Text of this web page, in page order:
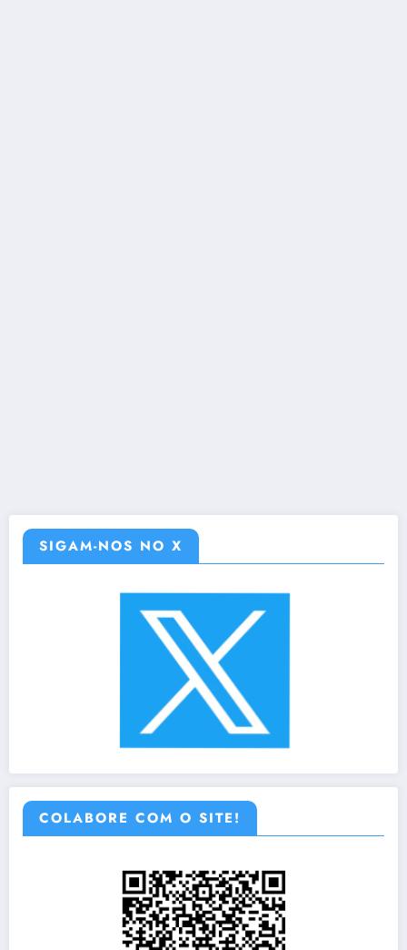
SIGAM-NOS NO X
COLABORE COM O SITE!